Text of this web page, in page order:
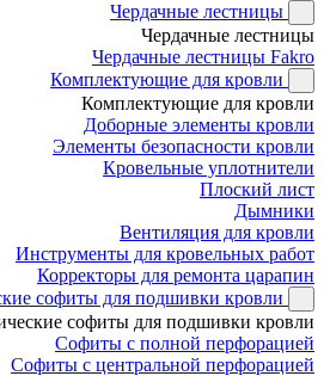
Чердачные лестницы
Чердачные лестницы
Чердачные лестницы Fakro
Комплектующие для кровли
Комплектующие для кровли
Доборные элементы кровли
Элементы безопасности кровли
Кровельные уплотнители
Плоский лист
Дымники
Вентиляция для кровли
Инструменты для кровельных работ
Корректоры для ремонта царапин
софиты для подшивки кровли
софиты для подшивки кровли
Софиты с полной перфорацией
Софиты с центральной перфорацией